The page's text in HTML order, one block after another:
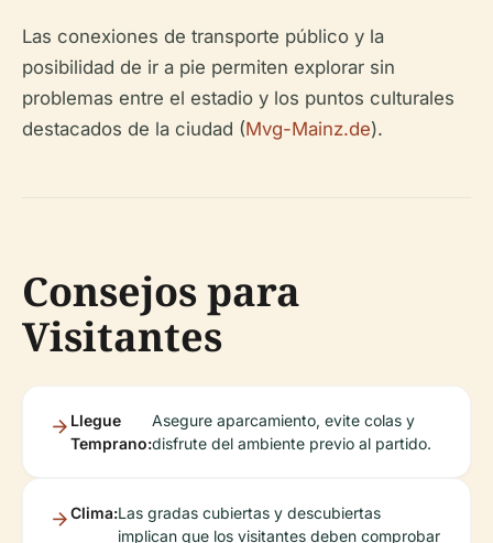
Las conexiones de transporte público y la
posibilidad de ir a pie permiten explorar sin
problemas entre el estadio y los puntos culturales
destacados de la ciudad (Mvg-Mainz.de).
Consejos para
Visitantes
Llegue
Temprano:
Asegure aparcamiento, evite colas y
disfrute del ambiente previo al partido.
Clima:Las gradas cubiertas y descubiertas
implican que los visitantes deben comprobar